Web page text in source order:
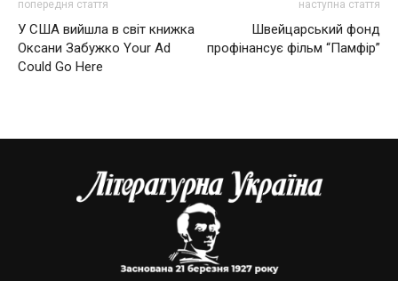
попередня стаття
У США вийшла в світ книжка
Оксани Забужко Your Ad
Could Go Here
наступна стаття
Швейцарський фонд
профінансує фільм “Памфір”